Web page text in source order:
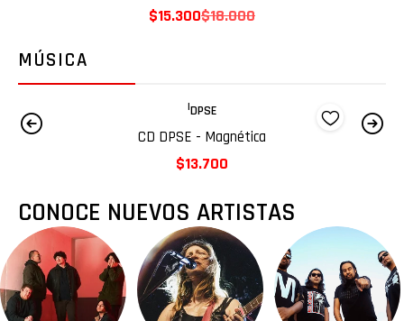
$34.935$41.100
MÚSICA
DÉJENME DORMIR
CD Déjenme Dormir - Bronce
$15.000
CONOCE NUEVOS ARTISTAS